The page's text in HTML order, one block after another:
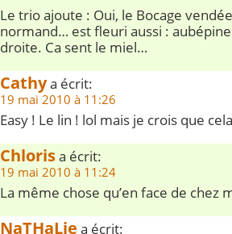
Le trio ajoute : Oui, le Bocage
normand… est fleuri aussi :
droite. Ca sent le miel…
Cathya écrit:
19 mai 2010 à 11:26
Easy ! Le lin ! lol mais je crois que
Chlorisa écrit:
19 mai 2010 à 11:24
La même chose qu’en face de chez
NaTHaLie a écrit: